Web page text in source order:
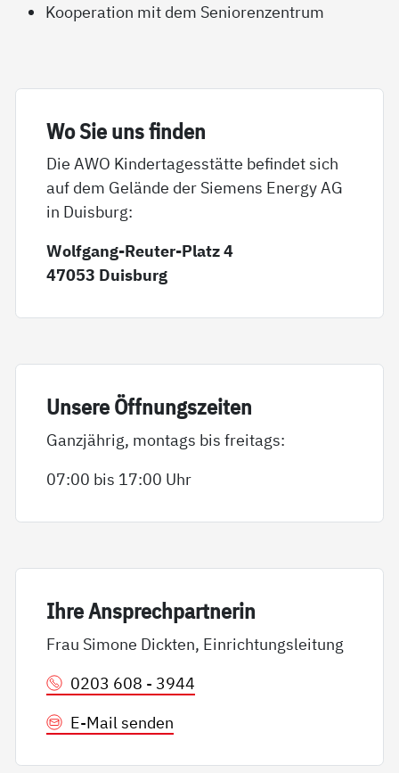
Kooperation mit dem Seniorenzentrum
Wo Sie uns fin­den
Die AWO Kindertagesstätte befindet sich
auf dem Gelände der Siemens Energy AG
in Duisburg:
Wolfgang-Reuter-Platz 4
47053 Duisburg
Un­se­re Öff­nungs­zei­ten
Ganzjährig, montags bis freitags:
07:00 bis 17:00 Uhr
Ih­re An­sp­rech­part­ne­rin
Frau Simone Dickten, Einrichtungsleitung
0203 608 - 3944
E-Mail senden